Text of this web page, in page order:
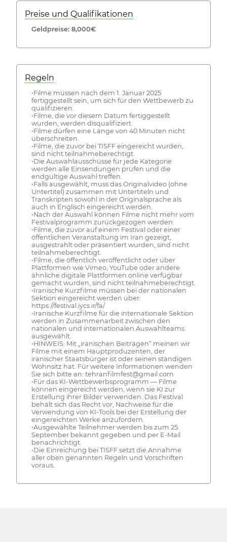
Preise und Qualifikationen
Geldpreise: 8,000€
Regeln
•Filme müssen nach dem 1. Januar 2025
fertiggestellt sein, um sich für den Wettbewerb zu
qualifizieren.
•Filme, die vor diesem Datum fertiggestellt
wurden, werden disqualifiziert.
•Filme dürfen eine Länge von 40 Minuten nicht
überschreiten.
•Filme, die zuvor bei TISFF eingereicht wurden,
sind nicht teilnahmeberechtigt.
•Die Auswahlausschüsse für jede Kategorie
werden alle Einsendungen prüfen und die
endgültige Auswahl treffen.
•Falls ausgewählt, muss das Originalvideo (ohne
Untertitel) zusammen mit Untertiteln und
Transkripten sowohl in der Originalsprache als
auch in Englisch eingereicht werden.
•Nach der Auswahl können Filme nicht mehr vom
Festivalprogramm zurückgezogen werden.
•Filme, die zuvor auf einem Festival oder einer
öffentlichen Veranstaltung im Iran gezeigt,
ausgestrahlt oder präsentiert wurden, sind nicht
teilnahmeberechtigt.
•Filme, die öffentlich veröffentlicht oder über
Plattformen wie Vimeo, YouTube oder andere
ähnliche digitale Plattformen online verfügbar
gemacht wurden, sind nicht teilnahmeberechtigt.
•Iranische Kurzfilme müssen bei der nationalen
Sektion eingereicht werden über:
https://festival.iycs.ir/fa/
•Iranische Kurzfilme für die internationale Sektion
werden in Zusammenarbeit zwischen den
nationalen und internationalen Auswahlteams
ausgewählt.
•HINWEIS: Mit „iranischen Beiträgen“ meinen wir
Filme mit einem Hauptproduzenten, der
iranischer Staatsbürger ist oder seinen ständigen
Wohnsitz hat. Für weitere Informationen wenden
Sie sich bitte an: tehranfilmfest@gmail.com
•Für das KI-Wettbewerbsprogramm — Filme
können eingereicht werden, wenn sie KI zur
Erstellung ihrer Bilder verwenden. Das Festival
behält sich das Recht vor, Nachweise für die
Verwendung von KI-Tools bei der Erstellung der
eingereichten Werke anzufordern.
•Ausgewählte Teilnehmer werden bis zum 25.
September bekannt gegeben und per E-Mail
benachrichtigt.
•Die Einreichung bei TISFF setzt die Annahme
aller oben genannten Regeln und Vorschriften
voraus.